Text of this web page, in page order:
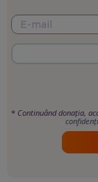
* Continuând donația,